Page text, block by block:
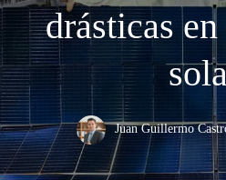
drásticas
Juan Guillermo